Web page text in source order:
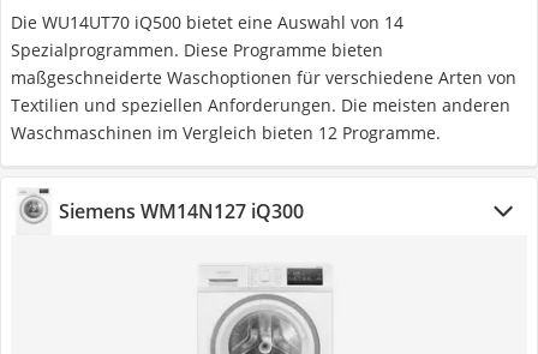
Die WU14UT70 iQ500 bietet eine Auswahl von 14
Spezialprogrammen. Diese Programme bieten
maßgeschneiderte Waschoptionen für verschiedene Arten von
Textilien und speziellen Anforderungen. Die meisten anderen
Waschmaschinen im Vergleich bieten 12 Programme.
Siemens WM14N127 iQ300